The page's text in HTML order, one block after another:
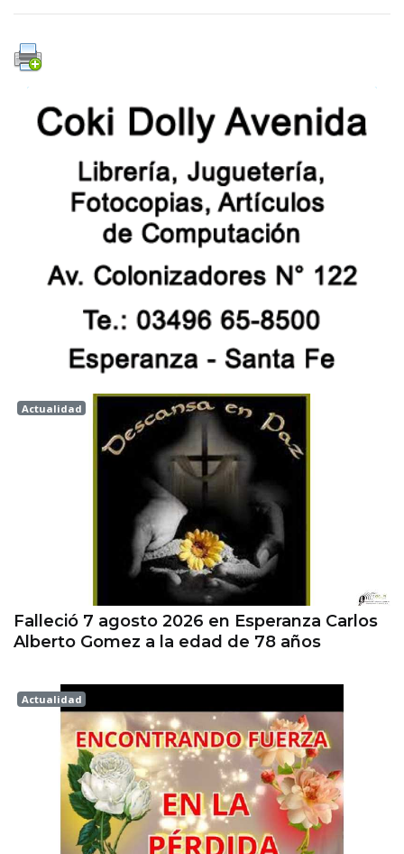
Actualidad
Falleció 7 agosto 2026 en Esperanza Carlos
Alberto Gomez a la edad de 78 años
Actualidad
Esperanza